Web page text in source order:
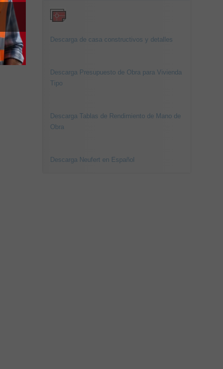
Descarga de casa constructivos y detalles
Descarga Presupuesto de Obra para Vivienda
Tipo
Descarga Tablas de Rendimiento de Mano de
Obra
Descarga Neufert en Español